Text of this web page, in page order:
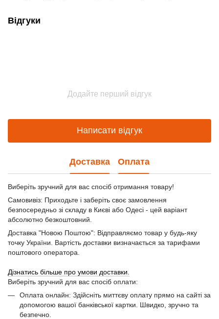
Відгуки
Додайте перший відгук
Написати відгук
Доставка Оплата
Виберіть зручний для вас спосіб отримання товару!
Самовивіз: Приходьте і заберіть своє замовлення
безпосередньо зі складу в Києві або Одесі - цей варіант
абсолютно безкоштовний.
Доставка "Новою Поштою": Відправляємо товар у будь-яку
точку України. Вартість доставки визначається за тарифами
поштового оператора.
Дізнатись більше про умови доставки.
Виберіть зручний для вас спосіб оплати:
Оплата онлайн: Здійсніть миттєву оплату прямо на сайті за
допомогою вашої банківської картки. Швидко, зручно та
безпечно.